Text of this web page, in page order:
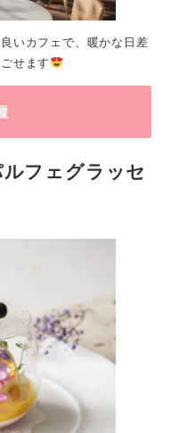
いカフェで、暖かな日差
せます
フェグラッセ